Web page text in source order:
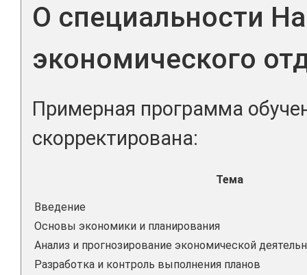
О специальности
экономического
Примерная программа
скорректирована:
Тема
Введение
Основы экономики и планирования
Анализ и прогнозирование экономической
Разработка и контроль выполнения планов